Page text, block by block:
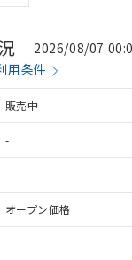
2026/08/07
用条件
販売中
-
オープン価格